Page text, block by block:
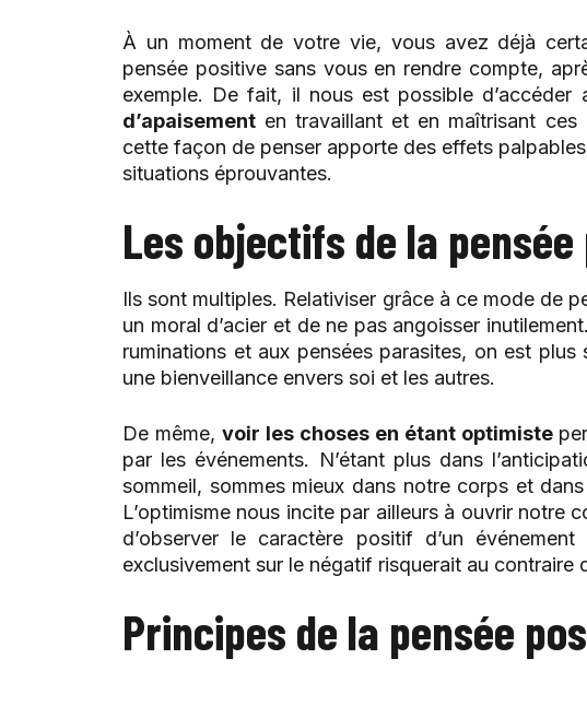
À un moment de votre vie, vous avez déjà
pensée positive sans vous en rendre compte,
exemple. De fait, il nous est possible d’accéder
d’apaisement en travaillant et en maîtrisant
cette façon de penser apporte des effets
situations éprouvantes.
Les objectifs de la
Ils sont multiples. Relativiser grâce à ce mode de
un moral d’acier et de ne pas angoisser
ruminations et aux pensées parasites, on est
une bienveillance envers soi et les autres.
De même, voir les choses en étant optimiste
par les événements. N’étant plus dans
sommeil, sommes mieux dans notre corps et
L’optimisme nous incite par ailleurs à ouvrir
d’observer le caractère positif d’un
exclusivement sur le négatif risquerait au contraire
Principes de la pensée